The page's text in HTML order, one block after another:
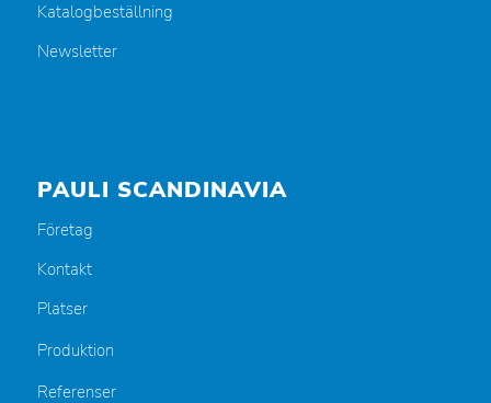
Katalogbeställning
Newsletter
PAULI SCANDINAVIA
Företag
Kontakt
Platser
Produktion
Referenser